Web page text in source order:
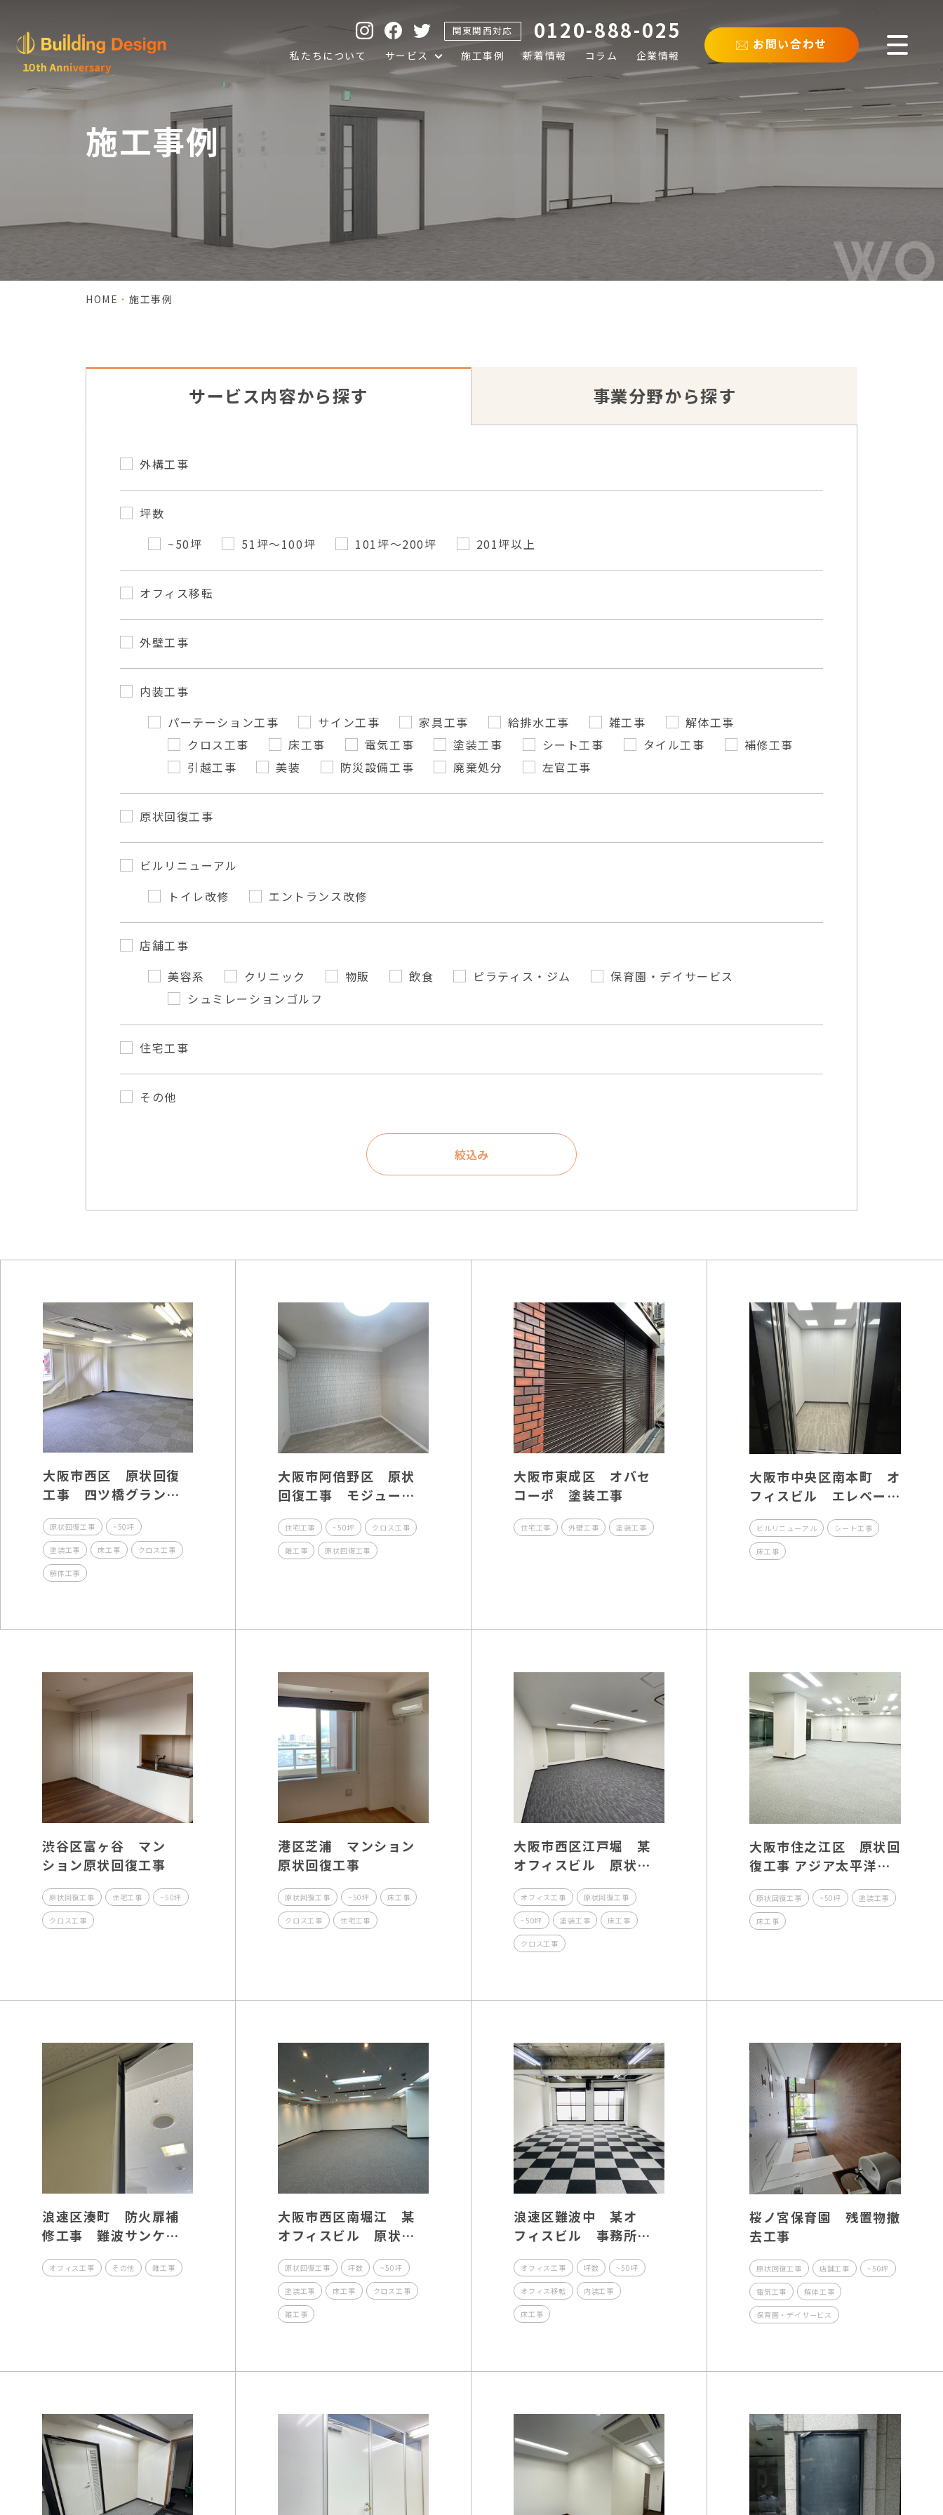
関東関西対応 0120-888-025
私たちについて サービス 施工事例 新着情報 コラム 企業情報
お問い合わせ
施工事例
HOME 施工事例
サービス内容から探す 事業分野から探す
外構工事
坪数
~50坪
51坪～100坪 101坪～200坪 201坪以上
オフィス移転
外壁工事
内装工事
パーテーション工事
サイン工事 家具工事 給排水工事 雑工事
解体工事
クロス工事
床工事 電気工事 塗装工事 シート工事 タイル工事
補修工事
引越工事
美装 防災設備工事 廃棄処分 左官工事
原状回復工事
ビルリニューアル
トイレ改修
エントランス改修
店舗工事
美容系
クリニック 物販 飲食 ピラティス・ジム
保育園・デイサービス
シュミレーションゴルフ
住宅工事
その他
絞込み
大阪市西区 原状回復
工事 四ツ橋グランド
原状回復工事 ~50坪
塗装工事 床工事 クロス工事
解体工事
大阪市阿倍野区 原状
回復工事 モジュール
住宅工事 ~50坪 クロス工事
雑工事 原状回復工事
大阪市東成区 オバセ
コーポ 塗装工事
住宅工事 外壁工事 塗装工事
大阪市中央区南本町 オ
フィスビル エレベー
ビルリニューアル シート工事
床工事
渋谷区富ヶ谷 マン
ション原状回復工事
原状回復工事 住宅工事 ~50坪
クロス工事
港区芝浦 マンション
原状回復工事
原状回復工事 ~50坪 床工事
クロス工事 住宅工事
大阪市西区江戸堀 某
オフィスビル 原状回
オフィス工事 原状回復工事
~50坪 塗装工事 床工事
クロス工事
大阪市住之江区 原状回
復工事 アジア太平洋ト
原状回復工事 ~50坪 塗装工事
床工事
浪速区湊町 防火扉補
修工事 難波サンケイ
オフィス工事 その他 雑工事
大阪市西区南堀江 某
オフィスビル 原状回
原状回復工事 坪数 ~50坪
塗装工事 床工事 クロス工事
雑工事
浪速区難波中 某オ
フィスビル 事務所新
オフィス工事 坪数 ~50坪
オフィス移転 内装工事
床工事
桜ノ宮保育園 残置物撤
去工事
原状回復工事 店舗工事 ~50坪
電気工事 解体工事
保育園・デイサービス